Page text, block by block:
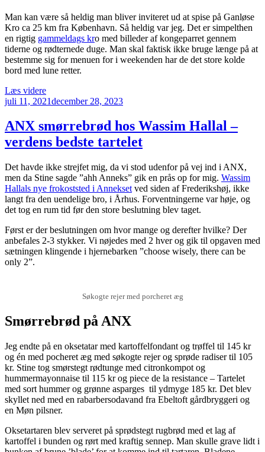
Man kan være så heldig man bliver inviteret ud at spise på Ganløse
Kro ca 25 km fra København. Så heldig var jeg. Det er simpelthen
en rigtig gammeldags kro med billeder af kongeparret gennem
tiderne og rødternede duge. Man skal faktisk ikke bruge længe på at
bestemme sig for menuen for i weekenden har de det store kolde
bord med lune retter.
Læs videre“Det
klassiske
kolde
bord
på
kro”
Udgivet
juli 11, 2021december 28, 2023
ANX smørrebrød hos Wassim Hallal –
verdens bedste tartelet
Det havde ikke strejfet mig, da vi stod udenfor på vej ind i ANX,
men da Stine sagde ”ahh Anneks” gik en prås op for mig. Wassim
Hallals nye frokoststed i Annekset ved siden af Frederikshøj, ikke
langt fra den uendelige bro, i Århus. Forventningerne var høje, og
det tog en rum tid før den store beslutning blev taget.
Først er der beslutningen om hvor mange og derefter hvilke? Der
anbefales 2-3 stykker. Vi nøjedes med 2 hver og gik til opgaven med
sætningen klingende i hjernebarken ”choose wisely, there can be
only 2”.
Søkogte rejer med porcheret æg
Smørrebrød på ANX
Jeg endte på en oksetatar med kartoffelfondant og trøffel til 145 kr
og én med pocheret æg med søkogte rejer og sprøde radiser til 105
kr. Stine tog smørstegt rødtunge med citronkompot og
hummermayonnaise til 115 kr og piece de la resistance – Tartelet
med sort hummer og grønne asparges til ydmyge 185 kr. Det blev
skyllet ned med en rabarbersodavand fra Ebeltoft gårdbryggeri og
en Møn pilsner.
Oksetartaren blev serveret på sprødstegt rugbrød med et lag af
kartoffel i bunden og rørt med kraftig sennep. Man skulle grave lidt i